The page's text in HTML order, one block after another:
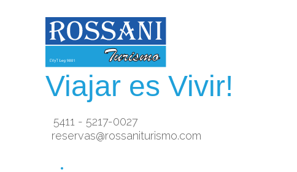
Viajar es Vivir!
5411 - 5217-0027
reservas@rossaniturismo.com